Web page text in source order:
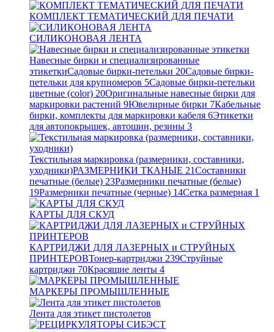
КОМПЛЕКТ ТЕМАТИЧЕСКИЙ ДЛЯ ПЕЧАТИ
СИЛИКОНОВАЯ ЛЕНТА
Навесные бирки и специализированные
этикеткиСадовые бирки-петельки 20Садовые бирки-
петельки для крупномеров 5Садовые бирки-петельки
цветные (color) 20Оригинальные навесные бирки для
маркировки растений 9Ювелирные бирки 7Кабельные
бирки, комплекты для маркировки кабеля 6Этикетки
для автопокрышек, автошин, резины 3
Текстильная маркировка (размерники, составники,
уходники)РАЗМЕРНИКИ ТКАНЫЕ 21Составники
печатные (белые) 23Размерники печатные (белые)
19Размерники печатные (черные) 14Сетка размерная 1
КАРТЫ ДЛЯ СКУД
КАРТРИДЖИ ДЛЯ ЛАЗЕРНЫХ и СТРУЙНЫХ
ПРИНТЕРОВТонер-картриджи 239Струйные
картриджи 70Красящие ленты 4
МАРКЕРЫ ПРОМЫШЛЕННЫЕ
Лента для этикет пистолетов